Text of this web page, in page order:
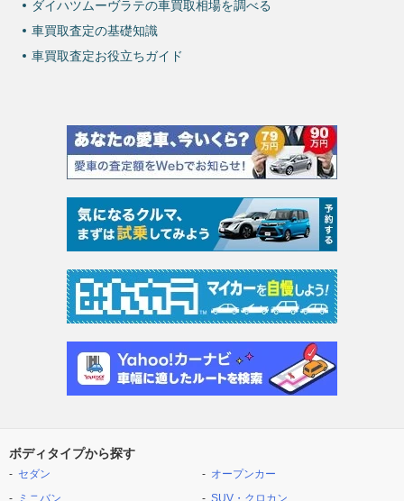
ダイハツムーヴラテの車買取相場を調べる
車買取査定の基礎知識
車買取査定お役立ちガイド
ボディタイプから探す
セダン
ミニバン
オープンカー
SUV・クロカン